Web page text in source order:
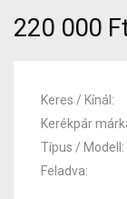
220 000
Keres / Kínál
Kerékpár
Típus / Modell
Feladva